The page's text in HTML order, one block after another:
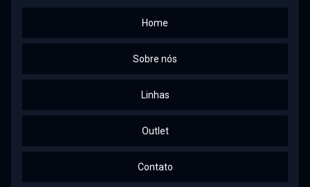
Home
Sobre nós
Linhas
Outlet
Contato